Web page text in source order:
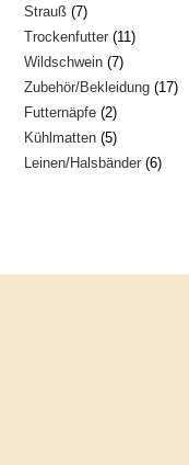
Produkt
Strauß 77
Produkte
Trockenfutter 1111
Wildschwein 77
Produkte
Zubehör/Bekleidung 1717
Futternäpfe 22
Produkte
Kühlmatten 55
Produkte
Leinen/Halsbänder 66